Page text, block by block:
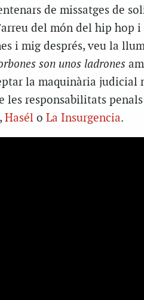
de missatges de
del món del hip hop i
i mig després, veu la
son unos ladrones
la maquinària judicial
les responsabilitats
Hasél o La Insurgencia.